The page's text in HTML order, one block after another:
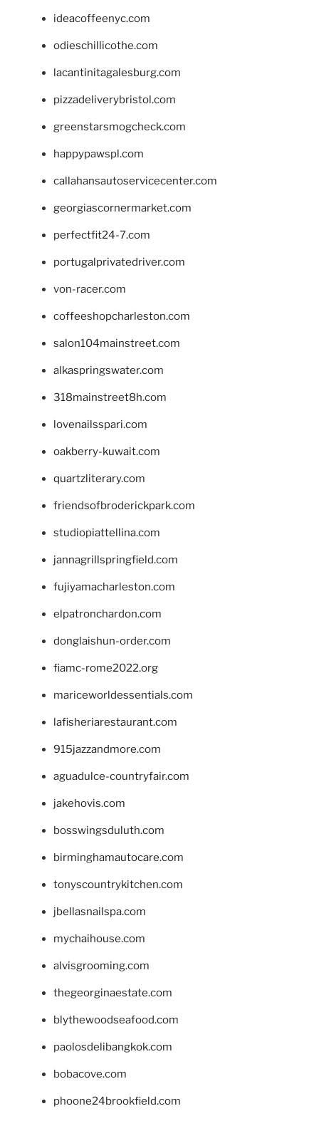
ideacoffeenyc.com
odieschillicothe.com
lacantinitagalesburg.com
pizzadeliverybristol.com
greenstarsmogcheck.com
happypawspl.com
callahansautoservicecenter.com
georgiascornermarket.com
perfectfit24-7.com
portugalprivatedriver.com
von-racer.com
coffeeshopcharleston.com
salon104mainstreet.com
alkaspringswater.com
318mainstreet8h.com
lovenailsspari.com
oakberry-kuwait.com
quartzliterary.com
friendsofbroderickpark.com
studiopiattellina.com
jannagrillspringfield.com
fujiyamacharleston.com
elpatronchardon.com
donglaishun-order.com
fiamc-rome2022.org
mariceworldessentials.com
lafisheriarestaurant.com
915jazzandmore.com
aguadulce-countryfair.com
jakehovis.com
bosswingsduluth.com
birminghamautocare.com
tonyscountrykitchen.com
jbellasnailspa.com
mychaihouse.com
alvisgrooming.com
thegeorginaestate.com
blythewoodseafood.com
paolosdelibangkok.com
bobacove.com
phoone24brookfield.com